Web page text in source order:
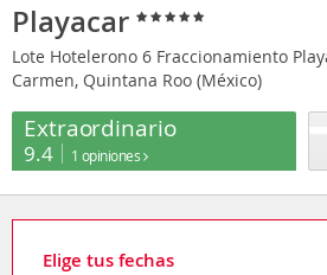
Playacar
Lote Hotelerono 6 Fraccionamiento
Carmen, Quintana Roo (México)
Extraordinario
9.4 1 opiniones
Elige tus fechas